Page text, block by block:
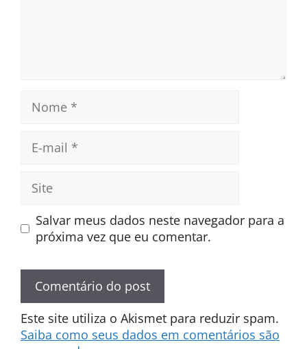
mail
Site
Salvar meus dados neste navegador para a
próxima vez que eu comentar.
Este site utiliza o Akismet para reduzir spam.
Saiba como seus dados em comentários são